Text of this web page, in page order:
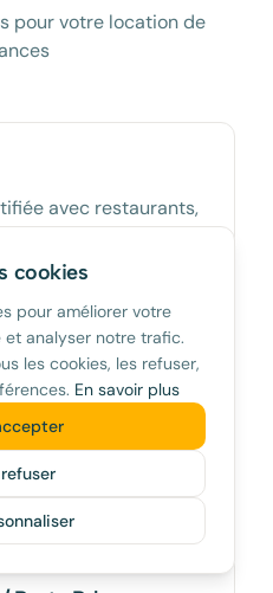
pour votre location de
avec restaurants,
sable blanc. Zone
zone sud plus
cookies
pour améliorer votre
analyser notre trafic.
les cookies, les refuser,
En savoir plus